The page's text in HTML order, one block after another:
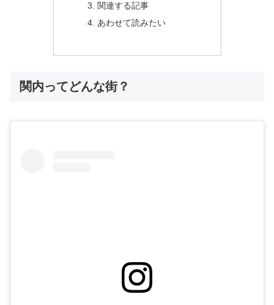
関連する記事
あわせて読みたい
関内ってどんな街？